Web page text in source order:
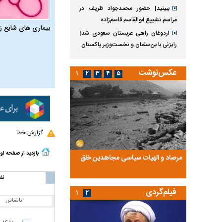
بیماری‌ های شایع
گزارش خطا
بازدید از صفحه
ناشناس
ببینید| حضور محمدجواد ظریف در
مراسم تشییع ابوالقاسم قاسم‌زاده
اردوغان راهی عربستان سعودی شد|
رایزنی با بن‌سلمان و نخست‌وزیر پاکستان
عکس‌نوشت
مرصاد و الهیات سیاسی مجاهدین خلق
آخرین پرده از حیات
روایتی از آخرین
۱ ۲ ۳ ۴ ۵
فیلم‌گردی ۱ ۲